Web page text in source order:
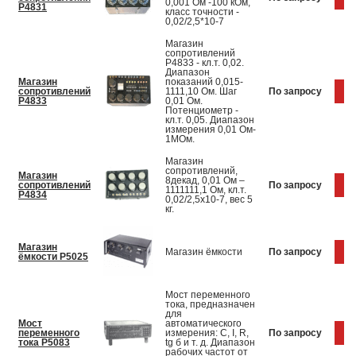
Р4831
0,001 Ом -100 кОм,
класс точности -
0,02/2,5*10-7
Магазин
сопротивлений
Р4833
Магазин
сопротивлений
Р4833 - кл.т. 0,02.
Диапазон
показаний 0,015-
1111,10 Ом. Шаг
0,01 Ом.
Потенциометр -
кл.т. 0,05. Диапазон
измерения 0,01 Ом-
1МОм.
По запросу
Магазин
сопротивлений
Р4834
Магазин
сопротивлений,
8декад, 0,01 Ом –
1111111,1 Ом, кл.т.
0,02/2,5х10-7, вес 5
кг.
По запросу
Магазин
ёмкости Р5025
Магазин ёмкости По запросу
Мост
переменного
тока Р5083
Мост переменного
тока, предназначен
для
автоматического
измерения: C, I, R,
tg б и т. д. Диапазон
рабочих частот от
По запросу